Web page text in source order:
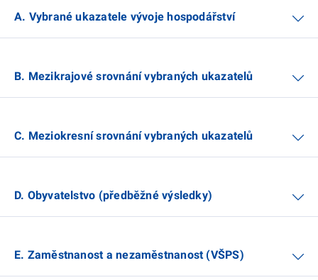
A. Vybrané ukazatele vývoje hospodářství
B. Mezikrajové srovnání vybraných ukazatelů
C. Meziokresní srovnání vybraných ukazatelů
D. Obyvatelstvo (předběžné výsledky)
E. Zaměstnanost a nezaměstnanost (VŠPS)